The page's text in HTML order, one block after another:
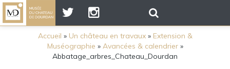
Accueil » Un château en travaux» Extension &
Muséographie » Avancées & calendrier»
Abbatage_arbres_Chateau_Dourdan